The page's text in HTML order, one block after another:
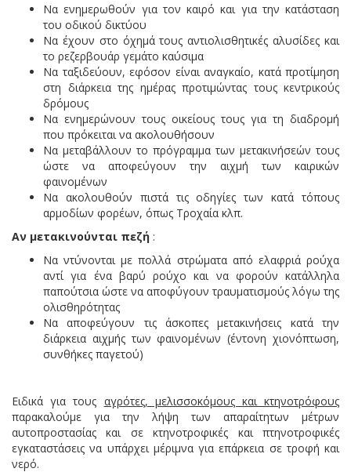
Να ενημερωθούν για τον καιρό και για την κατάσταση
του οδικού δικτύου
Να έχουν στο όχημά τους αντιολισθητικές αλυσίδες και
το ρεζερβουάρ γεμάτο καύσιμα
Να ταξιδεύουν, εφόσον είναι αναγκαίο, κατά προτίμηση
στη διάρκεια της ημέρας προτιμώντας τους κεντρικούς
δρόμους
Να ενημερώνουν τους οικείους τους για τη διαδρομή
που πρόκειται να ακολουθήσουν
Να μεταβάλλουν το πρόγραμμα των μετακινήσεών τους
ώστε να αποφεύγουν την αιχμή των καιρικών
φαινομένων
Να ακολουθούν πιστά τις οδηγίες των κατά τόπους
αρμοδίων φορέων, όπως Τροχαία κλπ.
Αν μετακινούνται πεζή :
Να ντύνονται με πολλά στρώματα από ελαφριά ρούχα
αντί για ένα βαρύ ρούχο και να φορούν κατάλληλα
παπούτσια ώστε να αποφύγουν τραυματισμούς λόγω της
ολισθηρότητας
Να αποφεύγουν τις άσκοπες μετακινήσεις κατά την
διάρκεια αιχμής των φαινομένων (έντονη χιονόπτωση,
συνθήκες παγετού)
Ειδικά για τους αγρότες, μελισσοκόμους και κτηνοτρόφους
παρακαλούμε για την λήψη των απαραίτητων μέτρων
αυτοπροστασίας και σε κτηνοτροφικές και πτηνοτροφικές
εγκαταστάσεις να υπάρχει μέριμνα για επάρκεια σε τροφή και
νερό.